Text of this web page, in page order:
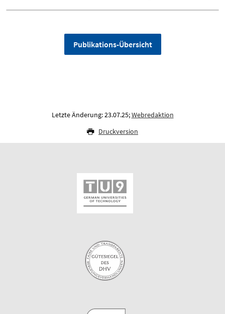
Publikations-Übersicht
Letzte Änderung: 23.07.25;Webredaktion
Druckversion